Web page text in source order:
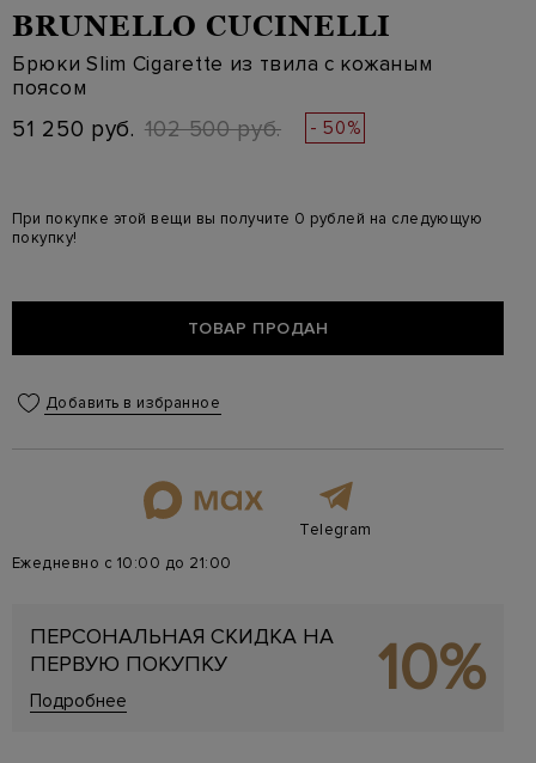
BRUNELLO CUCINELLI
Брюки Slim Cigarette из твила с кожаным
поясом
51 250 руб. 102 500 руб. - 50%
При покупке этой вещи вы получите 0 рублей на следующую
покупку!
ТОВАР ПРОДАН
Добавить в избранное
Telegram
Ежедневно с 10:00 до 21:00
ПЕРСОНАЛЬНАЯ СКИДКА НА
ПЕРВУЮ ПОКУПКУ
Подробнее 10%